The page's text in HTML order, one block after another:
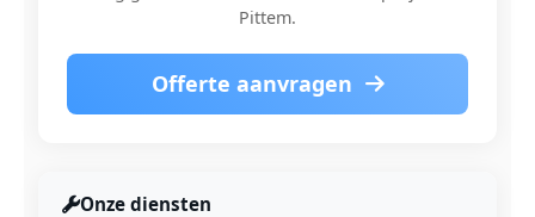
Pittem.
Offerte aanvragen
Onze diensten